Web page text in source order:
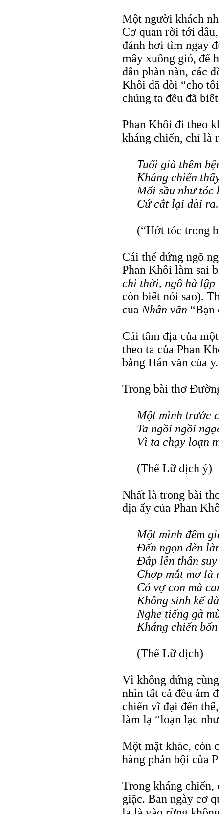
Một người khách
Cơ quan rời tới
đánh hơi tìm ngay
mây xuống gió, để
dân phàn nàn, các
Khôi đã đòi “cho
chúng ta đều đã
Phan Khôi đi theo
kháng chiến, chỉ là
Tuổi già thêm
Kháng chiến
Mối sầu như tóc
Cứ cắt lại dài ra.
(“Hớt tóc trong
Cái thế đứng ngõ
Phan Khôi làm sai
chi thời, ngô hà lập
còn biết nói sao).
của Nhân văn “Bạn
Cái tâm địa của
theo ta của Phan
bằng Hán văn của y.
Trong bài thơ
Một mình trước
Ta ngồi ngồi
Vì ta chạy loạn
(Thế Lữ dịch ý)
Nhất là trong bài
địa ấy của Phan
Một mình đêm
Đến ngọn đèn
Đắp lên thân
Chợp mắt mơ là
Có vợ con mà
Không sinh kế
Nghe tiếng gà
Kháng chiến
(Thế Lữ dịch)
Vì không đứng
nhìn tất cả đều ảm
chiến vĩ đại đến
làm lạ “loạn lạc
Một mặt khác, còn
hàng phản bội của
Trong kháng chiến,
giặc. Ban ngày cơ